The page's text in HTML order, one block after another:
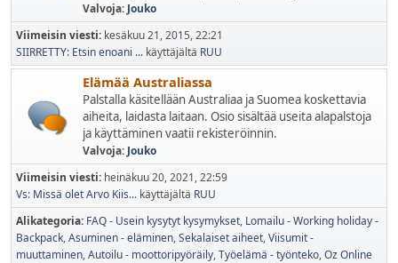
Valvoja: Jouko
Viimeisin viesti: kesäkuu 21, 2015, 22:21
SIIRRETTY: Etsin enoani ... käyttäjältä RUU
Elämää Australiassa
Palstalla käsitellään Australiaa ja Suomea koskettavia
aiheita, laidasta laitaan. Osio sisältää useita alapalstoja
ja käyttäminen vaatii rekisteröinnin.
Valvoja: Jouko
Viimeisin viesti: heinäkuu 20, 2021, 22:59
Vs: Missä olet Arvo Kiis... käyttäjältä RUU
Alikategoria FAQ - Usein kysytyt kysymykset Lomailu - Working holiday -
Backpack Asuminen - eläminen Sekalaiset aiheet Viisumit -
muuttaminen Autoilu - moottoripyöräily Työelämä - työnteko Oz Online